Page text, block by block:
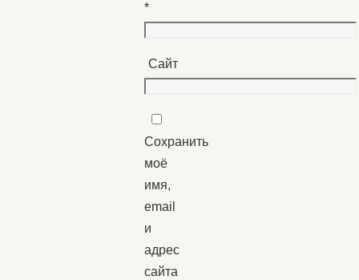
*
Сайт
Сохранить
моё
имя,
email
и
адрес
сайта